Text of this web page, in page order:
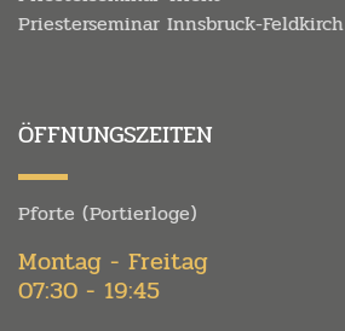
Priesterseminar Innsbruck-Feldkirch
ÖFFNUNGSZEITEN
Pforte (Portierloge)
Montag - Freitag
07:30 - 19:45